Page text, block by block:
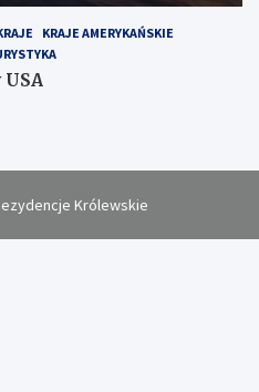
KRAJE AMERYKAŃSKIE
Królewskie